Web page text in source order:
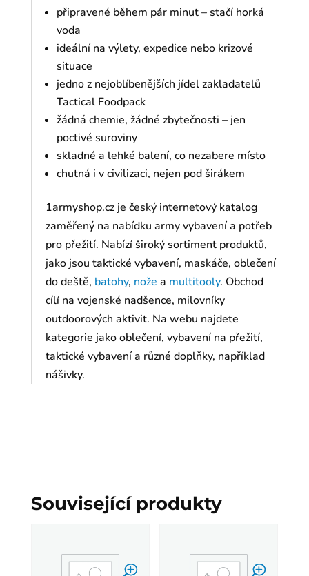
připravené během pár minut – stačí horká
voda
ideální na výlety, expedice nebo krizové
situace
jedno z nejoblíbenějších jídel zakladatelů
Tactical Foodpack
žádná chemie, žádné zbytečnosti – jen
poctivé suroviny
skladné a lehké balení, co nezabere místo
chutná i v civilizaci, nejen pod širákem
1armyshop.cz je český internetový katalog
zaměřený na nabídku army vybavení a potřeb
pro přežití. Nabízí široký sortiment produktů,
jako jsou taktické vybavení, maskáče, oblečení
do deště, batohy, nože a multitooly. Obchod
cílí na vojenské nadšence, milovníky
outdoorových aktivit. Na webu najdete
kategorie jako oblečení, vybavení na přežití,
taktické vybavení a různé doplňky, například
nášivky.
Související produkty